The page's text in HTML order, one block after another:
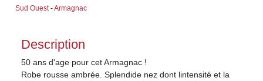
Sud Ouest -Armagnac
Description
50 ans d'age pour cet Armagnac !
Robe rousse ambrée. Splendide nez dont lintensité et la